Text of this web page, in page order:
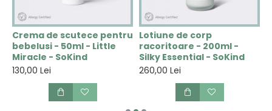
Crema de scutece pentru
bebelusi - 50ml - Little
Miracle - SoKind
130,00 Lei
Lotiune de corp
racoritoare - 200ml -
Silky Essential - SoKind
260,00 Lei